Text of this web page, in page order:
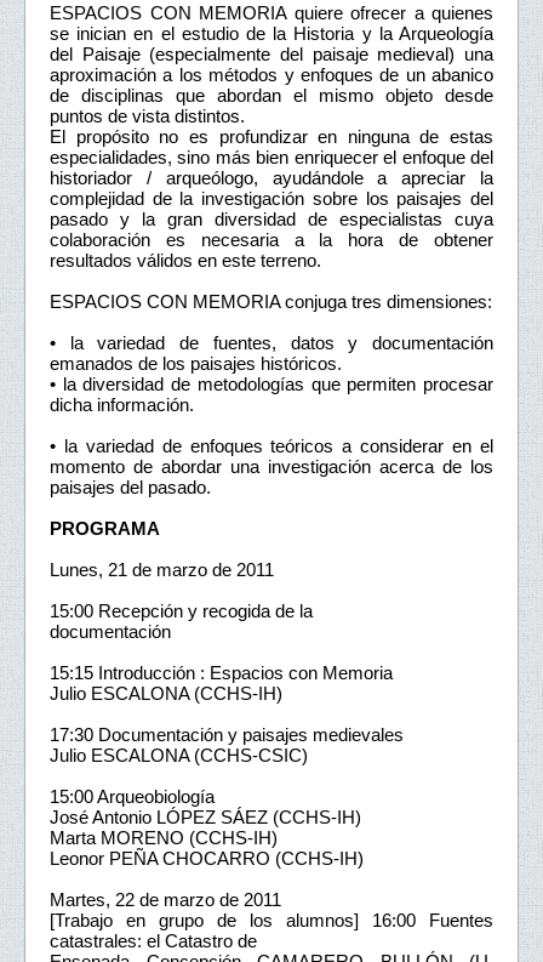
ESPACIOS CON MEMORIA quiere ofrecer a quienes
se inician en el estudio de la Historia y la Arqueología
del Paisaje (especialmente del paisaje medieval) una
aproximación a los métodos y enfoques de un abanico
de disciplinas que abordan el mismo objeto desde
puntos de vista distintos.
El propósito no es profundizar en ninguna de estas
especialidades, sino más bien enriquecer el enfoque del
historiador / arqueólogo, ayudándole a apreciar la
complejidad de la investigación sobre los paisajes del
pasado y la gran diversidad de especialistas cuya
colaboración es necesaria a la hora de obtener
resultados válidos en este terreno.
ESPACIOS CON MEMORIA conjuga tres dimensiones:
• la variedad de fuentes, datos y documentación
emanados de los paisajes históricos.
• la diversidad de metodologías que permiten procesar
dicha información.
• la variedad de enfoques teóricos a considerar en el
momento de abordar una investigación acerca de los
paisajes del pasado.
PROGRAMA
Lunes, 21 de marzo de 2011
15:00 Recepción y recogida de la
documentación
15:15 Introducción : Espacios con Memoria
Julio ESCALONA (CCHS-IH)
17:30 Documentación y paisajes medievales
Julio ESCALONA (CCHS-CSIC)
15:00 Arqueobiología
José Antonio LÓPEZ SÁEZ (CCHS-IH)
Marta MORENO (CCHS-IH)
Leonor PEÑA CHOCARRO (CCHS-IH)
Martes, 22 de marzo de 2011
[Trabajo en grupo de los alumnos] 16:00 Fuentes
catastrales: el Catastro de